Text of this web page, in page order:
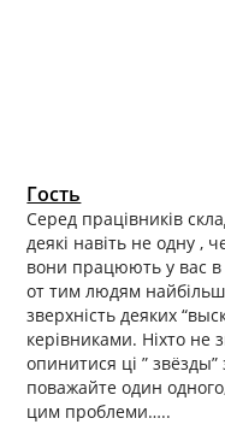
Гость
Серед працівників
деякі навіть не одну ,
вони працюють у вас в
от тим людям
зверхність деяких
керівниками. Ніхто не
опинитися ці ”
поважайте один
цим проблеми…..